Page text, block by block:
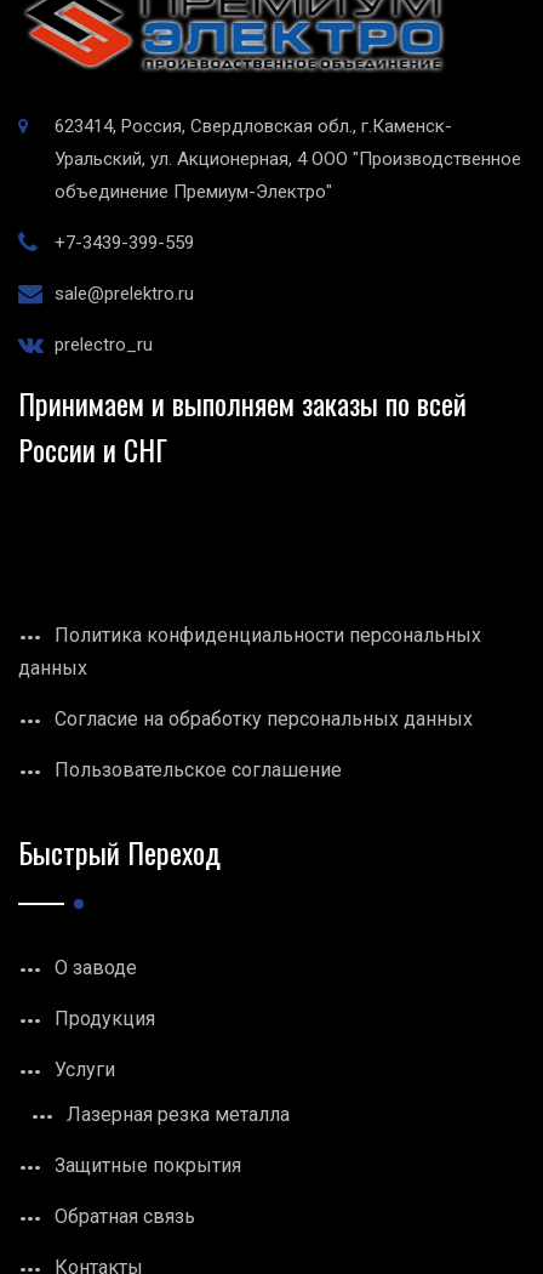
623414, Россия, Свердловская обл., г.Каменск-
Уральский, ул. Акционерная, 4 ООО "Производственное
объединение Премиум-Электро"
+7-3439-399-559
sale@prelektro.ru
prelectro_ru
Принимаем и выполняем заказы по всей
России и СНГ
Политика конфиденциальности персональных
данных
Согласие на обработку персональных данных
Пользовательское соглашение
Быстрый Переход
О заводе
Продукция
Услуги
Лазерная резка металла
Защитные покрытия
Обратная связь
Контакты